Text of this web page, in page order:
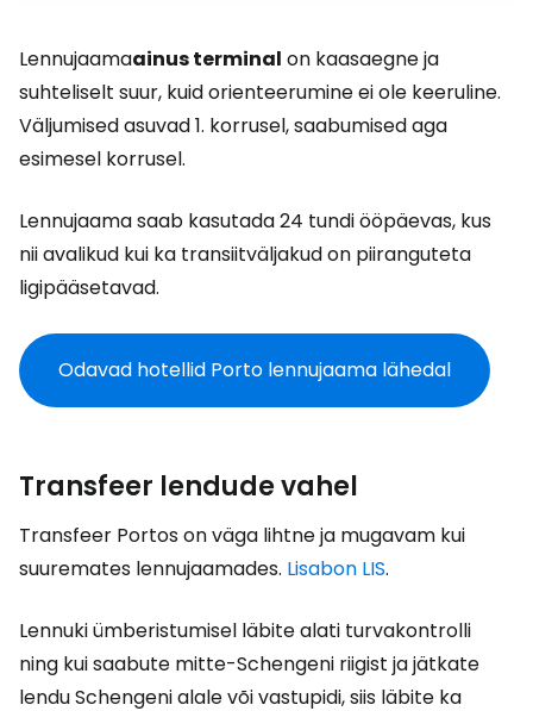
Lennujaamaainus terminal on kaasaegne ja
suhteliselt suur, kuid orienteerumine ei ole keeruline.
Väljumised asuvad 1. korrusel, saabumised aga
esimesel korrusel.
Lennujaama saab kasutada 24 tundi ööpäevas, kus
nii avalikud kui ka transiitväljakud on piiranguteta
ligipääsetavad.
Odavad hotellid Porto lennujaama lähedal
Transfeer lendude vahel
Transfeer Portos on väga lihtne ja mugavam kui
suuremates lennujaamades. Lisabon LIS.
Lennuki ümberistumisel läbite alati turvakontrolli
ning kui saabute mitte-Schengeni riigist ja jätkate
lendu Schengeni alale või vastupidi, siis läbite ka